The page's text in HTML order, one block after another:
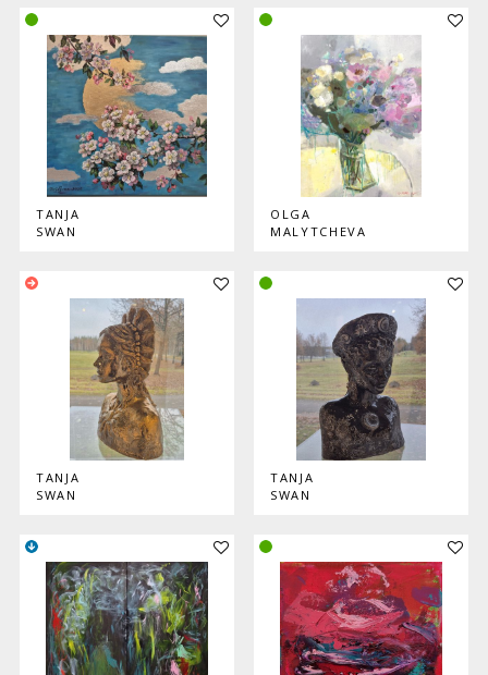
Lisää teos kokoelmaan
TANJA
SWAN
Lisää
OLGA
MALYTCHEVA
Lisää teos kokoelmaan
TANJA
SWAN
Lisää
TANJA
SWAN
Lisää teos kokoelmaan Lisää